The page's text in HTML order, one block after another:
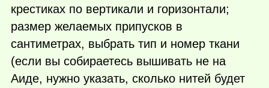
крестиках по вертикали и горизонтали;
размер желаемых припусков в
сантиметрах, выбрать тип и номер ткани
(если вы собираетесь вышивать не на
Аиде, нужно указать, сколько нитей будет